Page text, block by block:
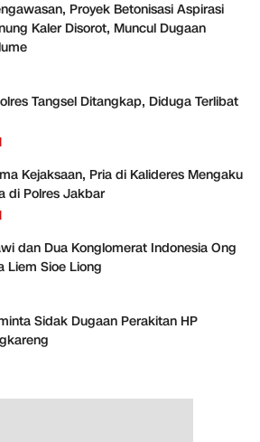
Proyek Betonisasi Aspirasi
Kaler Disorot, Muncul Dugaan
Tangsel Ditangkap, Diduga Terlibat
Kejaksaan, Pria di Kalideres Mengaku
di Polres Jakbar
dan Dua Konglomerat Indonesia Ong
Liem Sioe Liong
Sidak Dugaan Perakitan HP